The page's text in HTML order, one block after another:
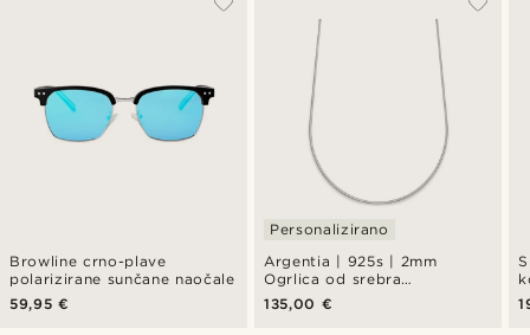
Browline crno-plave
polarizirane sunčane naočale
59,95 €
Argentia | 925s | 2mm
Ogrlica od srebra
herringbone s rodijem
Personalizirano
135,00 €